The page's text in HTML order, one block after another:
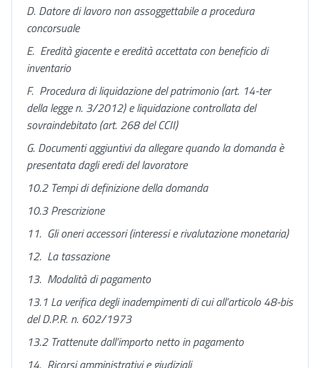
D. Datore di lavoro non assoggettabile a procedura
concorsuale
E. Eredità giacente e eredità accettata con beneficio di
inventario
F. Procedura di liquidazione del patrimonio (art. 14-ter
della legge n. 3/2012) e liquidazione controllata del
sovraindebitato (art. 268 del CCII)
G. Documenti aggiuntivi da allegare quando la domanda è
presentata dagli eredi del lavoratore
10.2 Tempi di definizione della domanda
10.3 Prescrizione
11. Gli oneri accessori (interessi e rivalutazione monetaria)
12. La tassazione
13. Modalità di pagamento
13.1 La verifica degli inadempimenti di cui all’articolo 48-bis
del D.P.R. n. 602/1973
13.2 Trattenute dall’importo netto in pagamento
14. Ricorsi amministrativi e giudiziali